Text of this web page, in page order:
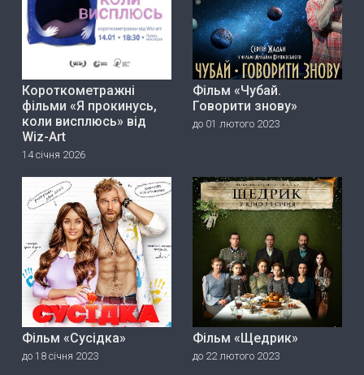
Короткометражні
фільми «Я прокинусь,
коли висплюсь» від
Wiz-Art
14 січня 2026
Фільм «Чубай.
Говорити знову»
до 01 лютого 2023
Фільм «Сусідка»
до 18 січня 2023
Фільм «Щедрик»
до 22 лютого 2023